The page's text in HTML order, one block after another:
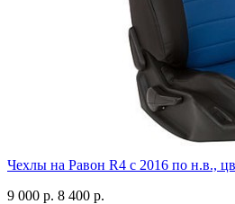
Чехлы на Равон R4 с 2016 по н.в.,
9 000 р. 8 400 р.